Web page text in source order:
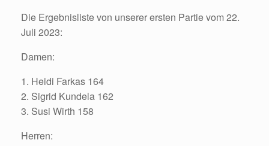
Die Ergebnisliste von unserer ersten Partie vom 22.
Juli 2023:
Damen:
1. Heidi Farkas 164
2. Sigrid Kundela 162
3. Susi Wirth 158
Herren: